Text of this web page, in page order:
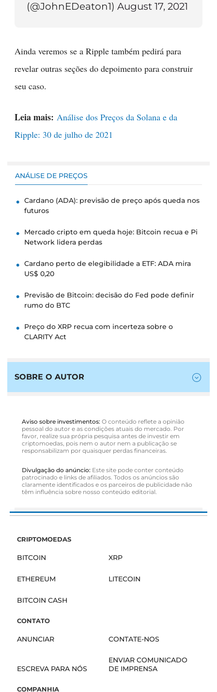
(@JohnEDeaton1) August 17, 2021
Ainda veremos se a Ripple também pedirá para
revelar outras seções do depoimento para construir
seu caso.
Leia mais: Análise dos Preços da Solana e da
Ripple: 30 de julho de 2021
ANÁLISE DE PREÇOS
Cardano (ADA): previsão de preço após queda nos
futuros
Mercado cripto em queda hoje: Bitcoin recua e Pi
Network lidera perdas
Cardano perto de elegibilidade a ETF: ADA mira
US$ 0,20
Previsão de Bitcoin: decisão do Fed pode definir
rumo do BTC
Preço do XRP recua com incerteza sobre o
CLARITY Act
SOBRE O AUTOR
Aviso sobre investimentos: O conteúdo reflete a opinião
pessoal do autor e as condições atuais do mercado. Por
favor, realize sua própria pesquisa antes de investir em
criptomoedas, pois nem o autor nem a publicação se
responsabilizam por quaisquer perdas financeiras.
Divulgação do anúncio: Este site pode conter conteúdo
patrocinado e links de afiliados. Todos os anúncios são
claramente identificados e os parceiros de publicidade não
têm influência sobre nosso conteúdo editorial.
CRIPTOMOEDAS
BITCOIN XRP
ETHEREUM LITECOIN
BITCOIN CASH
CONTATO
ANUNCIAR CONTATE-NOS
ESCREVA PARA NÓS
ENVIAR COMUNICADO
DE IMPRENSA
COMPANHIA